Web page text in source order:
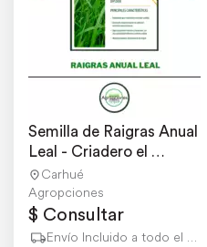
Semilla de Raigras Anual
Leal - Criadero el
Cencerro
Carhué
Agropciones
$ Consultar
Envío Incluido a todo el país